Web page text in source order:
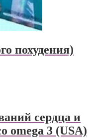
похудения)
сердца и
omega 3 (USA)